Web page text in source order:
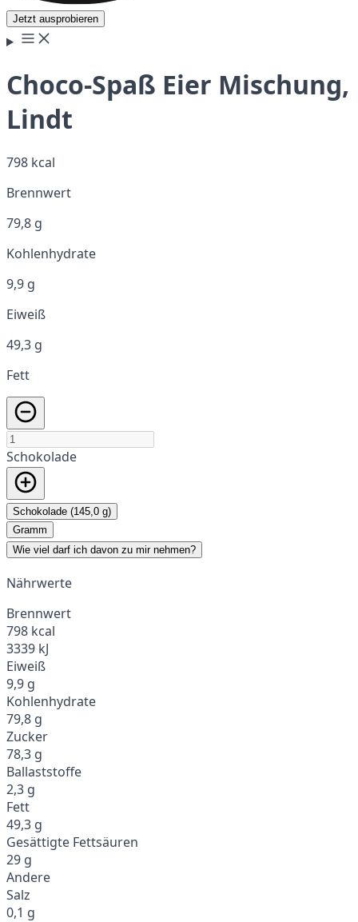
Jetzt ausprobieren
Choco-Spaß Eier Mischung,
Lindt
798 kcal
Brennwert
79,8 g
Kohlenhydrate
9,9 g
Eiweiß
49,3 g
Fett
Schokolade
Schokolade (145,0 g)
Gramm
Wie viel darf ich davon zu mir nehmen?
Nährwerte
Brennwert
798 kcal
3339 kJ
Eiweiß
9,9 g
Kohlenhydrate
79,8 g
Zucker
78,3 g
Ballaststoffe
2,3 g
Fett
49,3 g
Gesättigte Fettsäuren
29 g
Andere
Salz
0,1 g